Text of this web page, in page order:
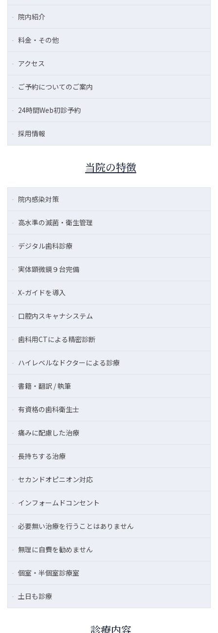
院内紹介
料金・その他
アクセス
ご予約についてのご案内
24時間Web初診予約
採用情報
当院の特徴
院内感染対策
高水準の滅菌・衛生管理
デジタル歯科診療
実体顕微鏡９台完備
X-ガイドを導入
口腔内スキャナシステム
歯科用CTによる精密診断
ハイレベルなドクターによる診療
書籍・翻訳 / 執筆
有資格の歯科衛生士
痛みに配慮した治療
長持ちする治療
セカンドオピニオン対応
インフォームドコンセント
必要無い治療を行うことはありません
無理に自費を勧めません
個室・半個室診療室
土日も診療
診療内容